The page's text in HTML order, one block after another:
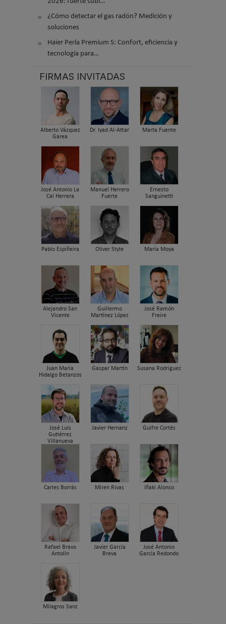
¿Cómo detectar el gas radón? Medición y
soluciones
Haier Perla Premium S: Confort, eficiencia y
tecnología para…
FIRMAS INVITADAS
Alberto Vázquez
Garea
Dr. Iyad Al-Attar Marta Fuente
José Antonio La
Cal Herrera
Manuel Herrero
Fuerte
Ernesto
Sanguinetti
Pablo Espiñeira Oliver Style María Moya
Alejandro San
Vicente
Guillermo
Martínez López
José Ramón
Freire
Juan María
Hidalgo Betanzos
Gaspar Martín Susana Rodriguez
José Luis
Gutiérrez
Villanueva
Javier Hernanz Guifre Cortés
Carles Borrás Miren Rivas Iñaki Alonso
Rafael Bravo
Antolín
Javier García
Breva
José Antonio
García Redondo
Milagros Sanz